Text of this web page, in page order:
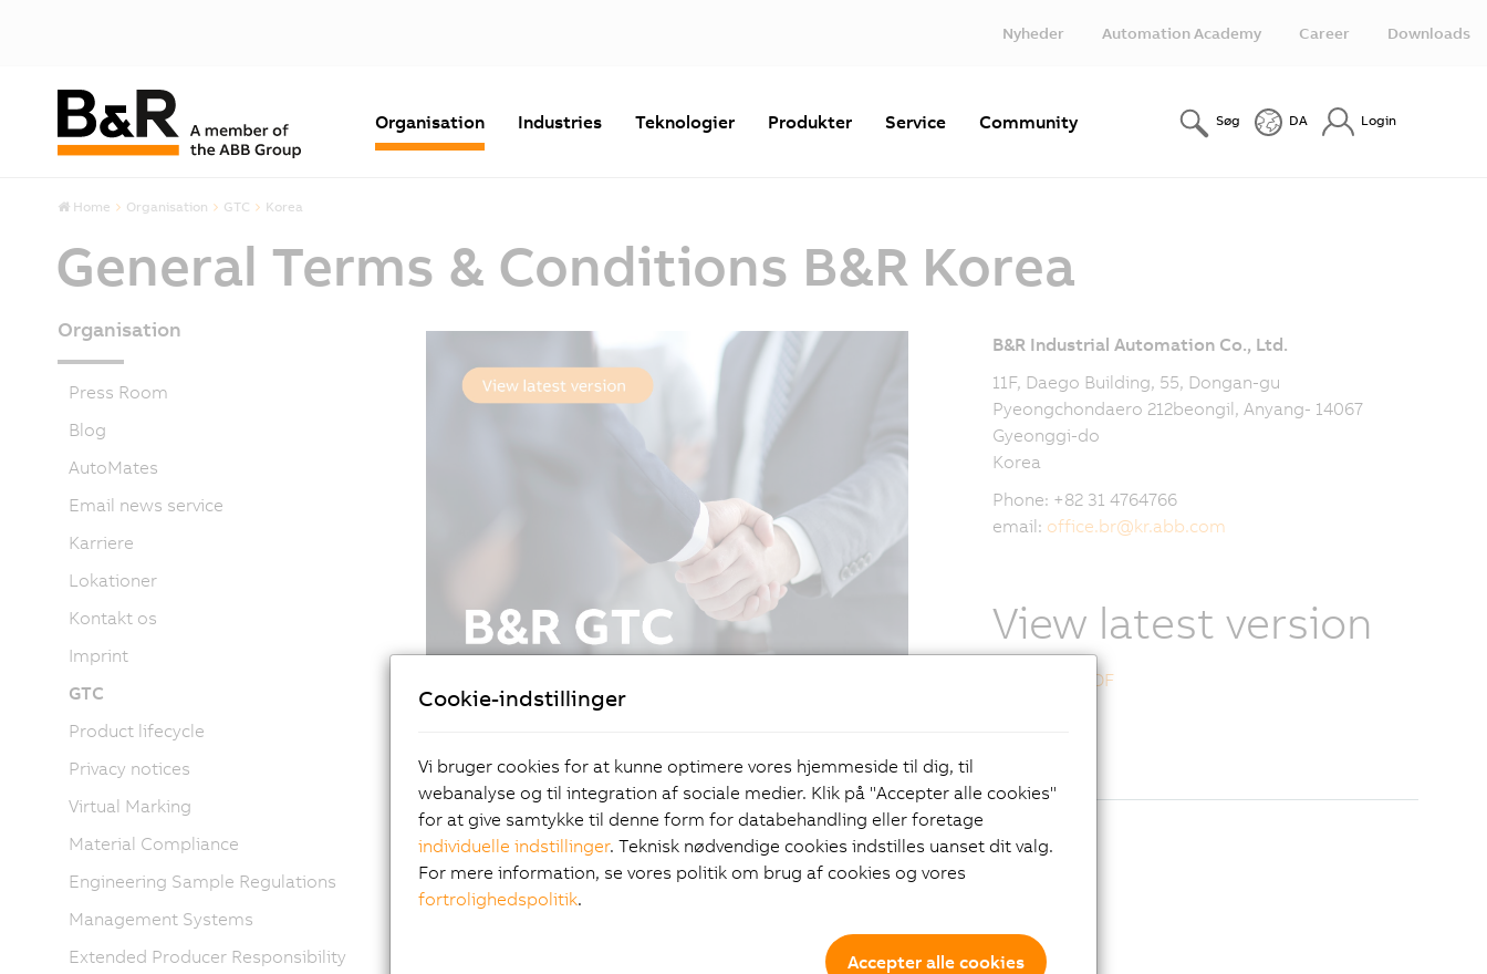
Nyheder Automation Academy Career Downloads
Organisation Industries Teknologier Produkter Service Community Søg DA Login
Home Organisation GTC Korea
General Terms & Conditions B&R Korea
B&R Industrial Automation Co., Ltd.
11F, Daego Building, 55, Dongan-gu
Pyeongchondaero 212beongil, Anyang- 14067
Gyeonggi-do
Korea
Phone: +82 31 4764766
email: office.br@kr.abb.com
View latest version
Download PDF
Organisation
Press Room
Blog
AutoMates
Email news service
Karriere
Lokationer
Kontakt os
Imprint
GTC
Product lifecycle
Privacy notices
Virtual Marking
Material Compliance
Engineering Sample Regulations
Management Systems
Extended Producer Responsibility
Cookie-indstillinger
Vi bruger cookies for at kunne optimere vores hjemmeside til dig, til
webanalyse og til integration af sociale medier. Klik på "Accepter alle cookies"
for at give samtykke til denne form for databehandling eller foretage
individuelle indstillinger. Teknisk nødvendige cookies indstilles uanset dit valg.
For mere information, se vores politik om brug af cookies og vores
fortrolighedspolitik.
Accepter alle cookies